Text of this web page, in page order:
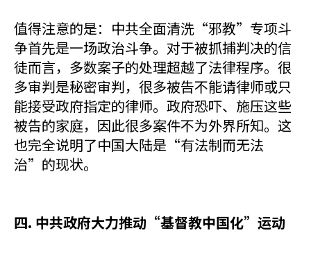
值得注意的是：中共全面清洗“邪教”专项斗
争首先是一场政治斗争。对于被抓捕判决的信
徒而言，多数案子的处理超越了法律程序。很
多审判是秘密审判，很多被告不能请律师或只
能接受政府指定的律师。政府恐吓、施压这些
被告的家庭，因此很多案件不为外界所知。这
也完全说明了中国大陆是“有法制而无法
治”的现状。
四. 中共政府大力推动“基督教中国化”运动